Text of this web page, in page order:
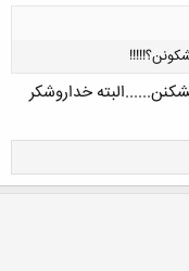
خداروشکر